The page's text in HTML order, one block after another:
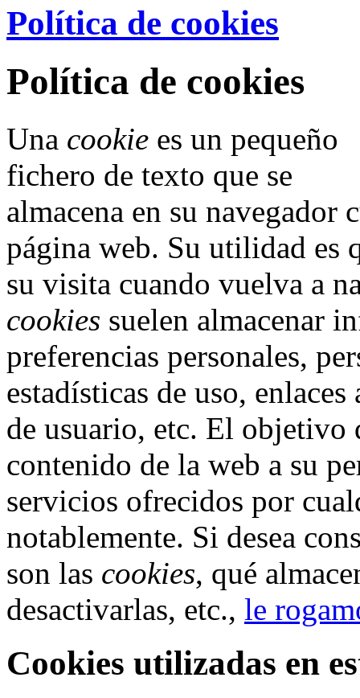
Política de cookies
Política de cookies
Una cookie es un pequeño
fichero de texto que se
almacena en su navegador
página web. Su utilidad es
su visita cuando vuelva a
cookies suelen almacenar
preferencias personales,
estadísticas de uso, enlaces
de usuario, etc. El objetivo
contenido de la web a su
servicios ofrecidos por
notablemente. Si desea
son las cookies, qué
desactivarlas, etc., le
Cookies utilizadas en